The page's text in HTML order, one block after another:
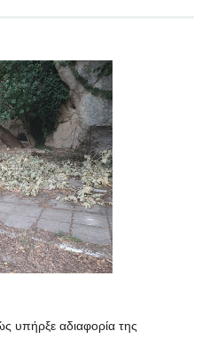
υπήρξε αδιαφορία της